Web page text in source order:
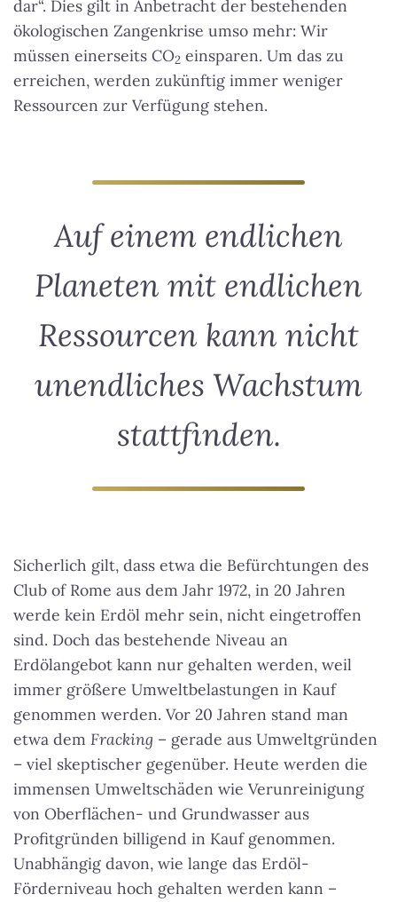
dar“. Dies gilt in Anbetracht der bestehenden
ökologischen Zangenkrise umso mehr: Wir
müssen einerseits CO2 einsparen. Um das zu
erreichen, werden zukünftig immer weniger
Ressourcen zur Verfügung stehen.
Auf einem endlichen
Planeten mit endlichen
Ressourcen kann nicht
unendliches Wachstum
stattfinden.
Sicherlich gilt, dass etwa die Befürchtungen des
Club of Rome aus dem Jahr 1972, in 20 Jahren
werde kein Erdöl mehr sein, nicht eingetroffen
sind. Doch das bestehende Niveau an
Erdölangebot kann nur gehalten werden, weil
immer größere Umweltbelastungen in Kauf
genommen werden. Vor 20 Jahren stand man
etwa dem Fracking – gerade aus Umweltgründen
– viel skeptischer gegenüber. Heute werden die
immensen Umweltschäden wie Verunreinigung
von Oberflächen- und Grundwasser aus
Profitgründen billigend in Kauf genommen.
Unabhängig davon, wie lange das Erdöl-
Förderniveau hoch gehalten werden kann –